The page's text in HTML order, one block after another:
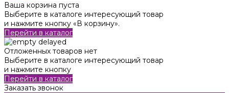
Ваша корзина пуста
Выберите в каталоге интересующий товар
и нажмите кнопку «В корзину».
Перейти в каталог
Отложенных товаров нет
Выберите в каталоге интересующий товар
и нажмите кнопку
Перейти в каталог
Заказать звонок